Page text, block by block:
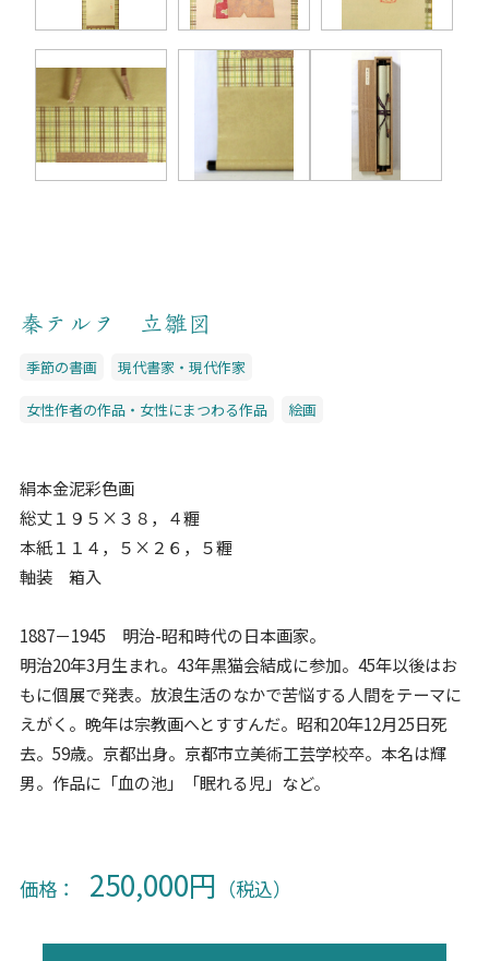
秦テルヲ 立雛図
季節の書画 現代書家・現代作家
女性作者の作品・女性にまつわる作品 絵画
絹本金泥彩色画
総丈１９５×３８，４糎
本紙１１４，５×２６，５糎
軸装 箱入
1887－1945 明治-昭和時代の日本画家。
明治20年3月生まれ。43年黒猫会結成に参加。45年以後はお
もに個展で発表。放浪生活のなかで苦悩する人間をテーマに
えがく。晩年は宗教画へとすすんだ。昭和20年12月25日死
去。59歳。京都出身。京都市立美術工芸学校卒。本名は輝
男。作品に「血の池」「眠れる児」など。
価格： 250,000円 （税込）